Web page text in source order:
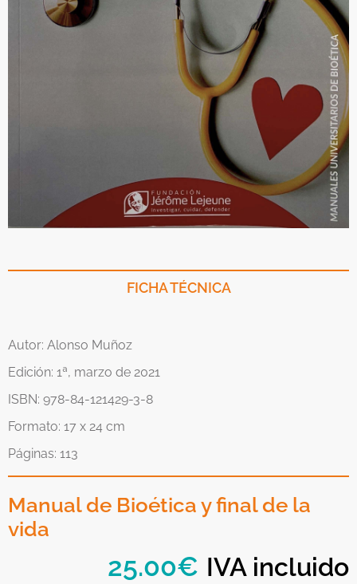
FICHA TÉCNICA
Autor: Alonso Muñoz
Edición: 1ª, marzo de 2021
ISBN: 978-84-121429-3-8
Formato: 17 x 24 cm
Páginas: 113
Manual de Bioética y final de la
vida
25.00€ IVA incluido